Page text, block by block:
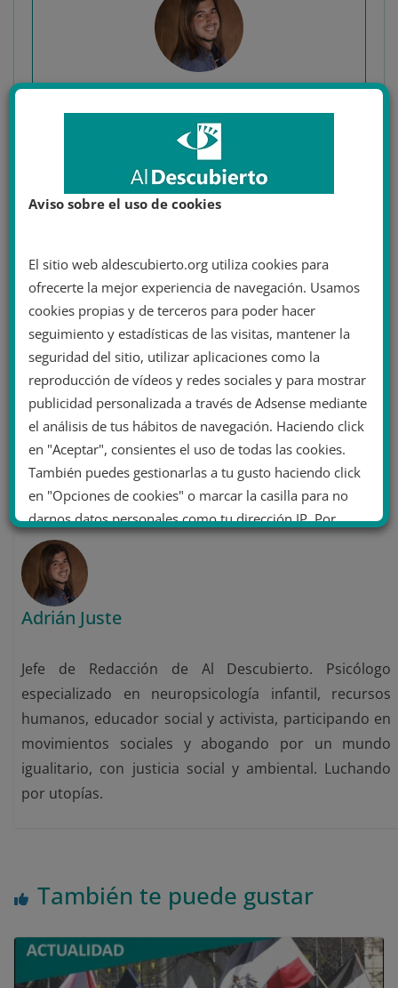
Adrián Juste
Jefe de Redacción de Al Descubierto. Psicólogo especializado en
neuropsicología infantil, recursos humanos, educador social y
activista, participando en movimientos sociales y abogando por
un mundo igualitario, con justicia social y ambiental. Luchando
Comparte esto:
Fujimorismo, el oscuro pasado de Perú
Crónica de la inevitable victoria de la extrema
derecha en Italia
Adrián Juste
Jefe de Redacción de Al Descubierto. Psicólogo
especializado en neuropsicología infantil, recursos
humanos, educador social y activista, participando en
movimientos sociales y abogando por un mundo
igualitario, con justicia social y ambiental. Luchando
por utopías.
También te puede gustar
Aviso sobre el uso de cookies
El sitio web aldescubierto.org utiliza cookies para
ofrecerte la mejor experiencia de navegación. Usamos
cookies propias y de terceros para poder hacer
seguimiento y estadísticas de las visitas, mantener la
seguridad del sitio, utilizar aplicaciones como la
reproducción de vídeos y redes sociales y para mostrar
publicidad personalizada a través de Adsense mediante
el análisis de tus hábitos de navegación. Haciendo click
en "Aceptar", consientes el uso de todas las cookies.
También puedes gestionarlas a tu gusto haciendo click
en "Opciones de cookies" o marcar la casilla para no
darnos datos personales como tu dirección IP. Por
último, puedes leer nuestra Política de cookies.
No dar mi información personal
.
Rechazar cookies Política de cookies